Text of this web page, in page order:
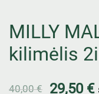
MILLY
kilimėlis
40,00€ 29,50 €